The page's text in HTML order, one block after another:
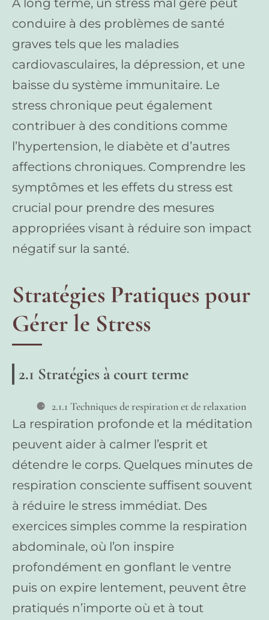
conduire à des problèmes de santé
graves tels que les maladies
cardiovasculaires, la dépression, et une
baisse du système immunitaire. Le
stress chronique peut également
contribuer à des conditions comme
l’hypertension, le diabète et d’autres
affections chroniques. Comprendre les
symptômes et les effets du stress est
crucial pour prendre des mesures
appropriées visant à réduire son impact
négatif sur la santé.
Stratégies Pratiques pour
Gérer le Stress
2.1 Stratégies à court terme
2.1.1 Techniques de respiration et de relaxation
La respiration profonde et la méditation
peuvent aider à calmer l’esprit et
détendre le corps. Quelques minutes de
respiration consciente suffisent souvent
à réduire le stress immédiat. Des
exercices simples comme la respiration
abdominale, où l’on inspire
profondément en gonflant le ventre
puis on expire lentement, peuvent être
pratiqués n’importe où et à tout